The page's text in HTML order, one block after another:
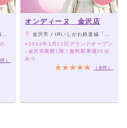
）
オンディーヌ 金沢店
金沢市 / IRいしかわ鉄道線「西金沢駅」より車7分、御経塚交差点より金沢へ400m大通り沿い ｢金沢衣装館｣の看板が目印
●2024年1月13日グランドオープン
♪金沢衣装館1階！無料駐車場20台
あり
（9件）